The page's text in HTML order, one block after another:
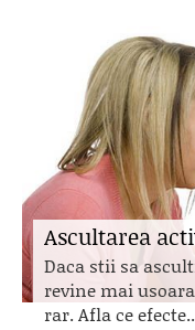
Ascultarea
Daca stii sa
revine mai
rar. Afla ce